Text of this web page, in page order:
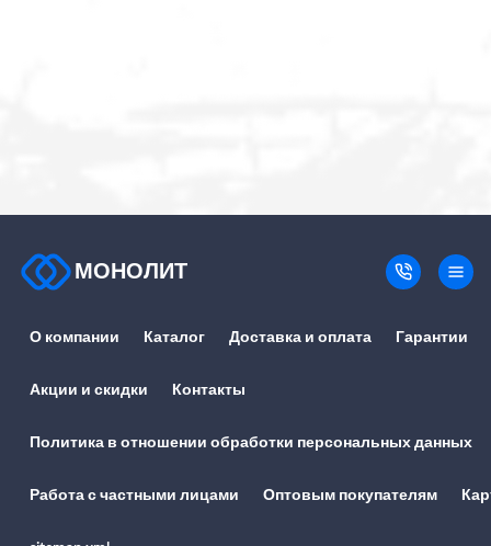
МОНОЛИТ
О компании Каталог Доставка и оплата Гарантии
Акции и скидки Контакты
Политика в отношении обработки персональных данных
Работа с частными лицами Оптовым покупателям